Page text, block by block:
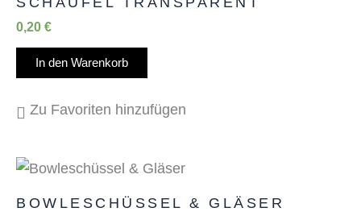
0,20 €
In den Warenkorb
Zu Favoriten hinzufügen
BOWLESCHÜSSEL & GLÄSER